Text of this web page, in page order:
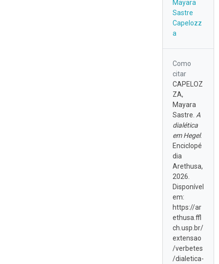
Mayara
Sastre
Capelozz
a
Como
citar
CAPELOZ
ZA,
Mayara
Sastre. A
dialética
em Hegel.
Enciclopé
dia
Arethusa,
2026.
Disponível
em:
https://ar
ethusa.ffl
ch.usp.br/
extensao
/verbetes
/dialetica-